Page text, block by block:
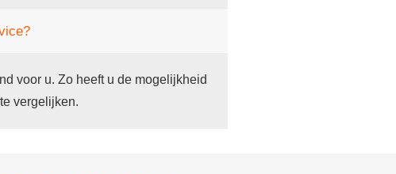
voor u. Zo heeft u de mogelijkheid
vergelijken.